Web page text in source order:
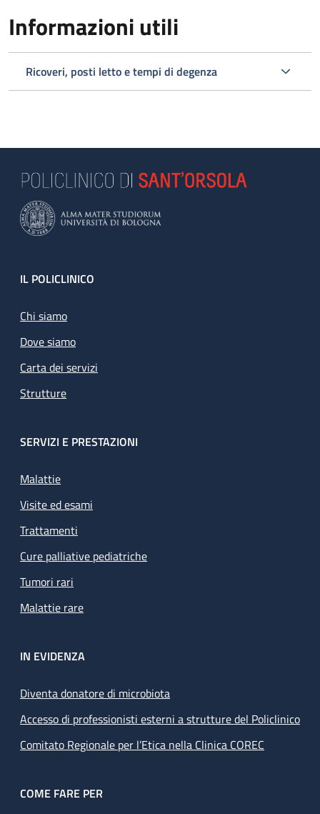
Informazioni utili
Ricoveri, posti letto e tempi di degenza
Footer
IL POLICLINICO
Chi siamo
Dove siamo
Carta dei servizi
Strutture
SERVIZI E PRESTAZIONI
Malattie
Visite ed esami
Trattamenti
Cure palliative pediatriche
Tumori rari
Malattie rare
IN EVIDENZA
Diventa donatore di microbiota
Accesso di professionisti esterni a strutture del Policlinico
Comitato Regionale per l’Etica nella Clinica COREC
COME FARE PER